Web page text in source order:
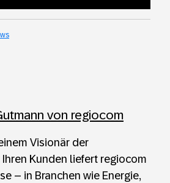
von regiocom
Visionär der
Kunden liefert regiocom
– in Branchen wie Energie,